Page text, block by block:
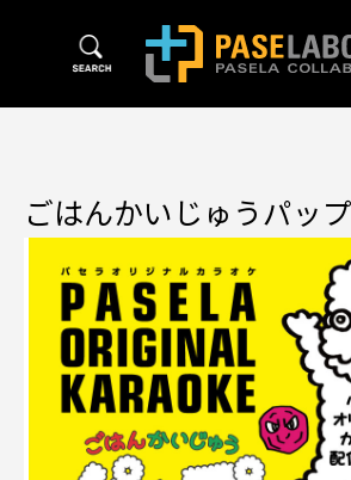
ごはんかいじゅうパッ